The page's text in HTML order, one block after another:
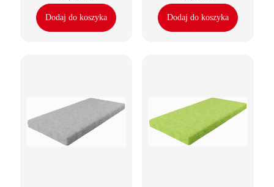
Dodaj do koszyka Dodaj do koszyka